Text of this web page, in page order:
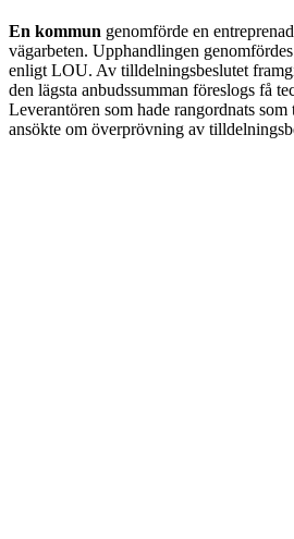
En kommun genomförde en
vägarbeten. Upphandlingen
enligt LOU. Av tilldelningsbeslutet
den lägsta anbudssumman föreslogs få
Leverantören som hade rangordnats
ansökte om överprövning av